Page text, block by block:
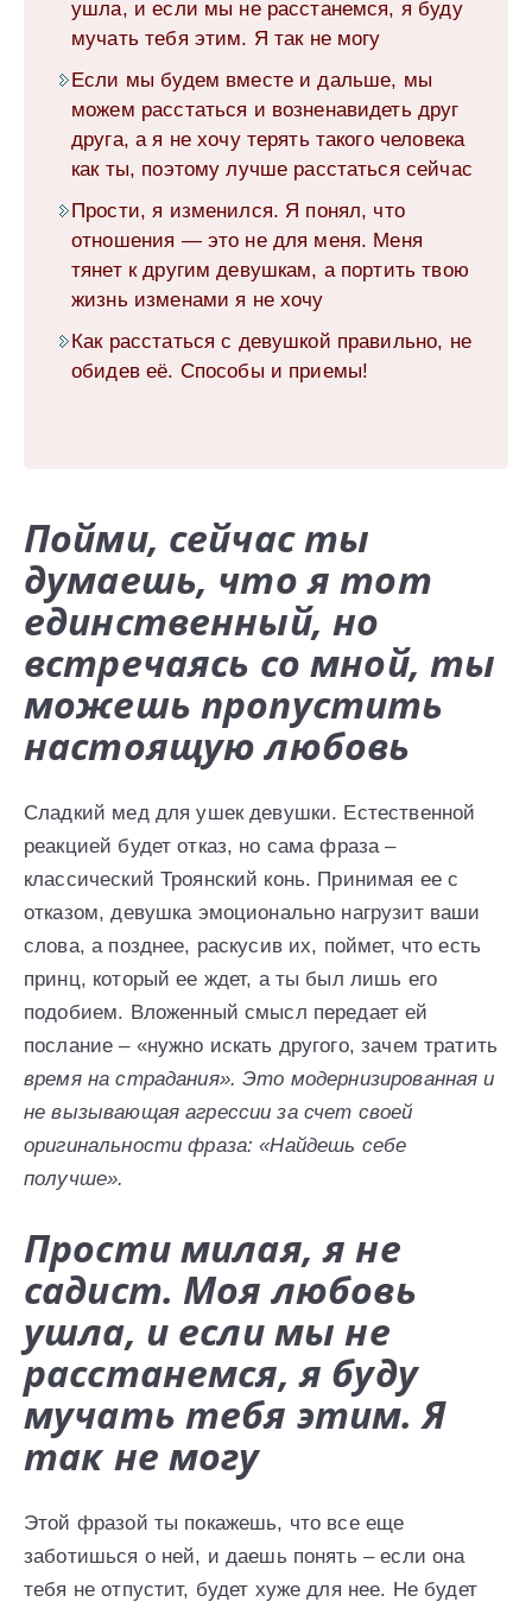
ушла, и если мы не расстанемся, я буду
мучать тебя этим. Я так не могу
Если мы будем вместе и дальше, мы
можем расстаться и возненавидеть друг
друга, а я не хочу терять такого человека
как ты, поэтому лучше расстаться сейчас
Прости, я изменился. Я понял, что
отношения — это не для меня. Меня
тянет к другим девушкам, а портить твою
жизнь изменами я не хочу
Как расстаться с девушкой правильно, не
обидев её. Способы и приемы!
Пойми, сейчас ты
думаешь, что я тот
единственный, но
встречаясь со мной, ты
можешь пропустить
настоящую любовь
Сладкий мед для ушек девушки. Естественной
реакцией будет отказ, но сама фраза –
классический Троянский конь. Принимая ее с
отказом, девушка эмоционально нагрузит ваши
слова, а позднее, раскусив их, поймет, что есть
принц, который ее ждет, а ты был лишь его
подобием. Вложенный смысл передает ей
послание – «нужно искать другого, зачем тратить
время на страдания». Это модернизированная и
не вызывающая агрессии за счет своей
оригинальности фраза: «Найдешь себе
получше».
Прости милая, я не
садист. Моя любовь
ушла, и если мы не
расстанемся, я буду
мучать тебя этим. Я
так не могу
Этой фразой ты покажешь, что все еще
заботишься о ней, и даешь понять – если она
тебя не отпустит, будет хуже для нее. Не будет